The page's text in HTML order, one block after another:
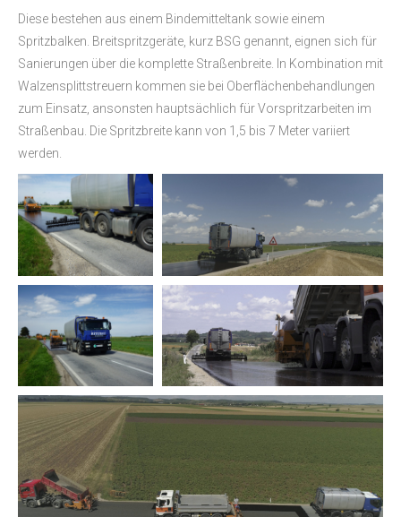
Diese bestehen aus einem Bindemitteltank sowie einem
Spritzbalken. Breitspritzgeräte, kurz BSG genannt, eignen sich für
Sanierungen über die komplette Straßenbreite. In Kombination mit
Walzensplittstreuern kommen sie bei Oberflächenbehandlungen
zum Einsatz, ansonsten hauptsächlich für Vorspritzarbeiten im
Straßenbau. Die Spritzbreite kann von 1,5 bis 7 Meter variiert
werden.